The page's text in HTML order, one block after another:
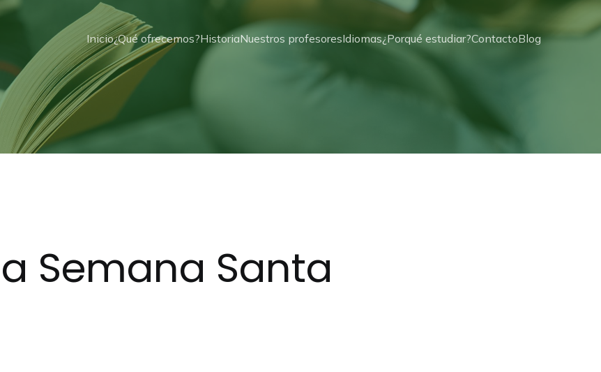
Inicio¿Qué ofrecemos?HistoriaNuestros profesoresIdiomas¿Porqué estudiar?ContactoBlog
Semana Santa